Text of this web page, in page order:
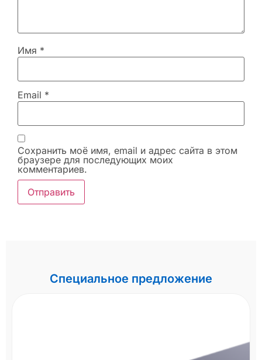
Имя *
Email *
Сохранить моё имя, email и адрес сайта в этом
браузере для последующих моих
комментариев.
Специальное предложение